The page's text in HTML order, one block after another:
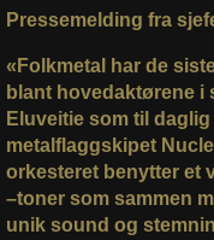
Pressemelding fra
«Folkmetal har de
blant hovedaktørene i
Eluveitie som til daglig
metalflaggskipet
orkesteret benytter et
–toner som sammen
unik sound og